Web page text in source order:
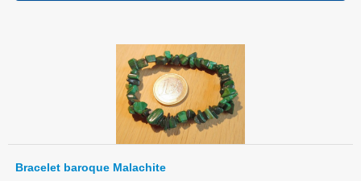
Bracelet baroque Malachite